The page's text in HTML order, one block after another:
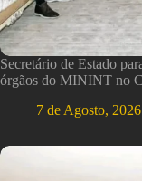
Secretário de Estado
órgãos do MININT no
7 de Agosto, 2026